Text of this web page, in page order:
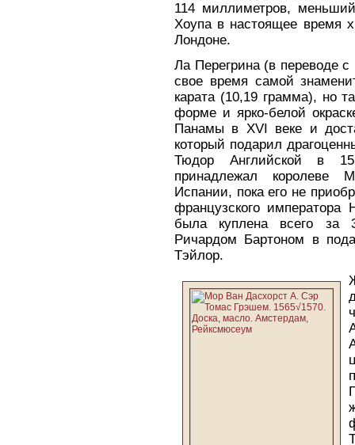
114 миллиметров,
Хоупа в настоящее время
Лондоне.
Ла Перегрина (в переводе
свое время самой
карата (10,19 грамма), но
форме и ярко-белой
Панамы в XVI веке и
который подарил
Тюдор Английской в
принадлежал королеве
Испании, пока его не
французского
была куплена всего за
Ричардом Бартоном в
Тэйлор.